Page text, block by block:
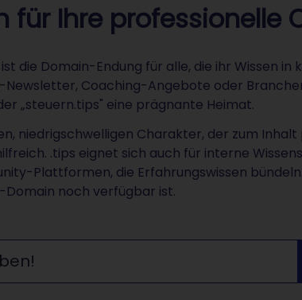
für Ihre professionelle
die Domain-Endung für alle, die ihr Wissen
Newsletter, Coaching-Angebote oder
„steuern.tips" eine prägnante Heimat.
niedrigschwelligen Charakter, der zum
.tips eignet sich auch für interne
Plattformen, die Erfahrungswissen
Domain noch verfügbar ist.